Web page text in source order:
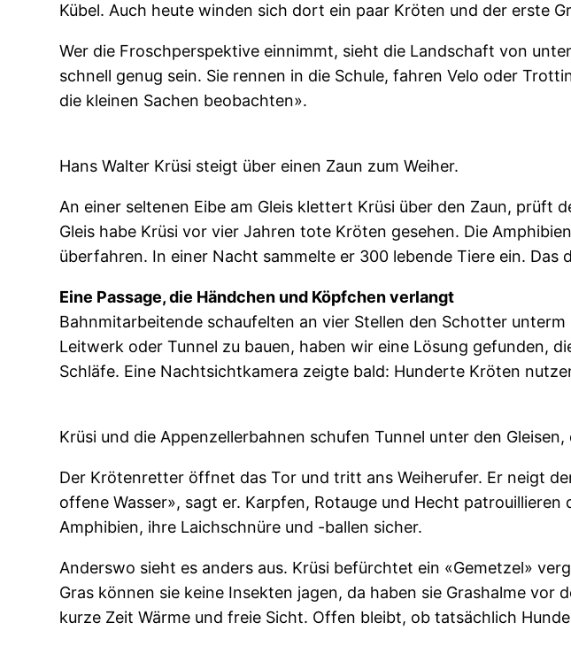
Kübel. Auch heute winden sich dort ein paar Kröten und der erste
Wer die Froschperspektive einnimmt, sieht die Landschaft von
schnell genug sein. Sie rennen in die Schule, fahren Velo oder
die kleinen Sachen beobachten».
Hans Walter Krüsi steigt über einen Zaun zum Weiher.
An einer seltenen Eibe am Gleis klettert Krüsi über den Zaun, prüft
Gleis habe Krüsi vor vier Jahren tote Kröten gesehen. Die
überfahren. In einer Nacht sammelte er 300 lebende Tiere ein.
Eine Passage, die Händchen und Köpfchen verlangt
Bahnmitarbeitende schaufelten an vier Stellen den Schotter
Leitwerk oder Tunnel zu bauen, haben wir eine Lösung gefunden,
Schläfe. Eine Nachtsichtkamera zeigte bald: Hunderte Kröten
Krüsi und die Appenzellerbahnen schufen Tunnel unter den
Der Krötenretter öffnet das Tor und tritt ans Weiherufer. Er neigt
offene Wasser», sagt er. Karpfen, Rotauge und Hecht
Amphibien, ihre Laichschnüre und -ballen sicher.
Anderswo sieht es anders aus. Krüsi befürchtet ein «Gemetzel»
Gras können sie keine Insekten jagen, da haben sie Grashalme
kurze Zeit Wärme und freie Sicht. Offen bleibt, ob tatsächlich